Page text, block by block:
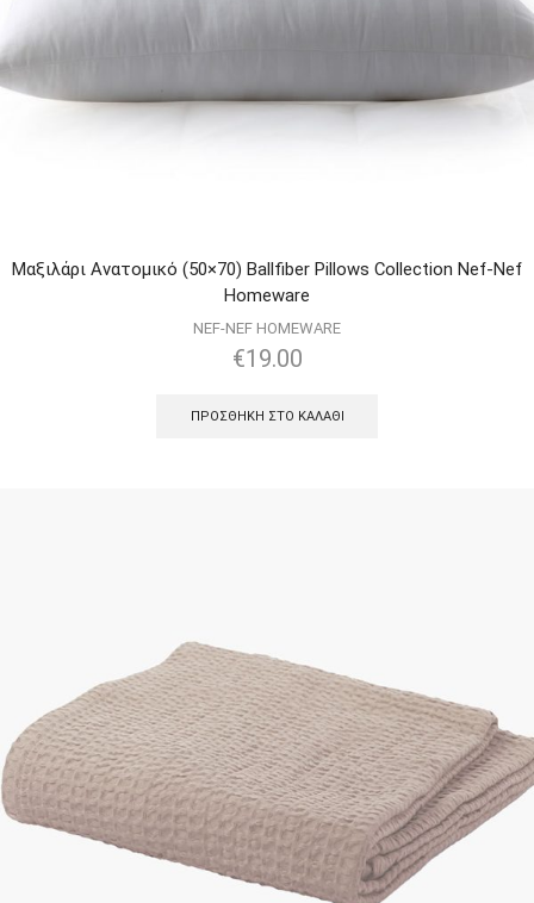
Μαξιλάρι Ανατομικό (50×70) Ballfiber Pillows Collection Nef-Nef
Homeware
NEF-NEF HOMEWARE
€19.00
ΠΡΟΣΘΉΚΗ ΣΤΟ ΚΑΛΆΘΙ